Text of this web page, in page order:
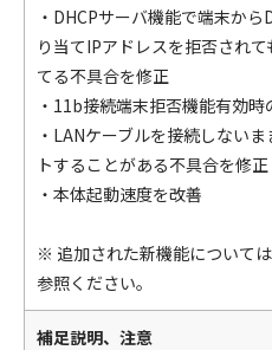
・DHCPサーバ機能で端末か
り当てIPアドレスを拒否され
てる不具合を修正
・11b接続端末拒否機能有効
・LANケーブルを接続しない
トすることがある不具合を修正
・本体起動速度を改善
※ 追加された新機能について
参照ください。
補足説明、注意